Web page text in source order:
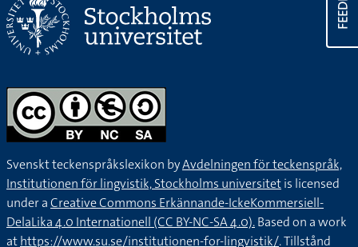
Svenskt teckenspråkslexikon byAvdelningen för teckenspråk,
Institutionen för lingvistik, Stockholms universitetis licensed
under aCreative Commons Erkännande-IckeKommersiell-
DelaLika 4.0 Internationell (CC BY-NC-SA 4.0).Based on a work
athttps://www.su.se/institutionen-for-lingvistik/. Tillstånd